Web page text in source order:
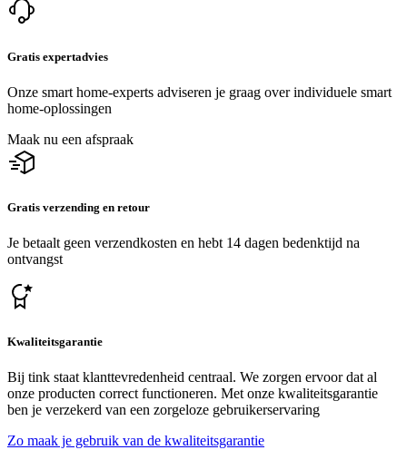
Gratis expertadvies
Onze smart home-experts adviseren je graag over individuele smart
home-oplossingen
Maak nu een afspraak
Gratis verzending en retour
Je betaalt geen verzendkosten en hebt 14 dagen bedenktijd na
ontvangst
Kwaliteitsgarantie
Bij tink staat klanttevredenheid centraal. We zorgen ervoor dat al
onze producten correct functioneren. Met onze kwaliteitsgarantie
ben je verzekerd van een zorgeloze gebruikerservaring
Zo maak je gebruik van de kwaliteitsgarantie